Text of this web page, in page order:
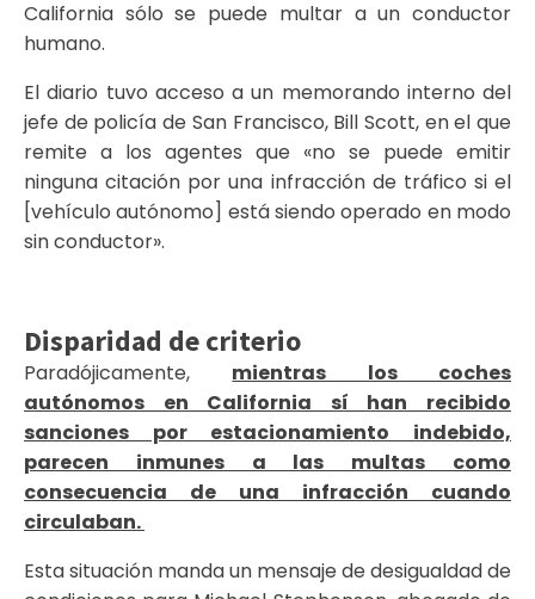
California sólo se puede multar a un conductor
humano.
El diario tuvo acceso a un memorando interno del
jefe de policía de San Francisco, Bill Scott, en el que
remite a los agentes que «no se puede emitir
ninguna citación por una infracción de tráfico si el
[vehículo autónomo] está siendo operado en modo
sin conductor».
Disparidad de criterio
Paradójicamente, mientras los coches
autónomos en California sí han recibido
sanciones por estacionamiento indebido,
parecen inmunes a las multas como
consecuencia de una infracción cuando
circulaban.
Esta situación manda un mensaje de desigualdad de